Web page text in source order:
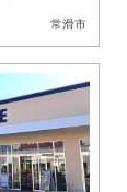
常滑市